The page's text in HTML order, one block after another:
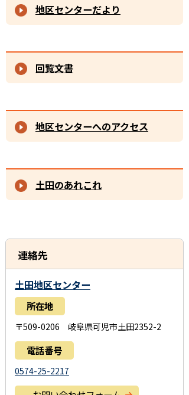
地区センターだより
回覧文書
地区センターへのアクセス
土田のあれこれ
連絡先
土田地区センター
所在地
〒509-0206 岐阜県可児市土田2352-2
電話番号
0574-25-2217